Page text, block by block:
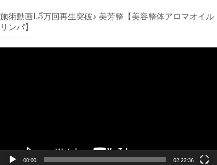
施術動画1.5万回再生突破♪ 美芳整【美容整体アロマオイル
リンパ】
00:00 02:22:36